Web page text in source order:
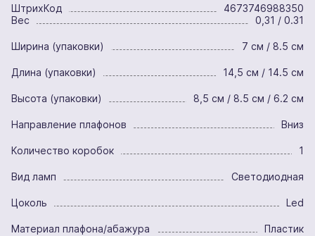
ШтрихКод
4673746988350
Вес
0,31 / 0.31
Ширина (упаковки) 7 см / 8.5 см
Длина (упаковки) 14,5 см / 14.5 см
Высота (упаковки) 8,5 см / 8.5 см / 6.2 см
Направление плафонов Вниз
Количество коробок 1
Вид ламп Светодиодная
Цоколь Led
Материал плафона/абажура Пластик